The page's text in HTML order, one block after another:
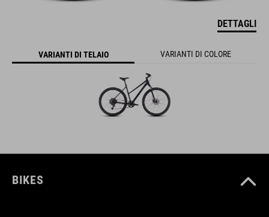
DETTAGLI
VARIANTI DI TELAIO VARIANTI DI COLORE
BIKES